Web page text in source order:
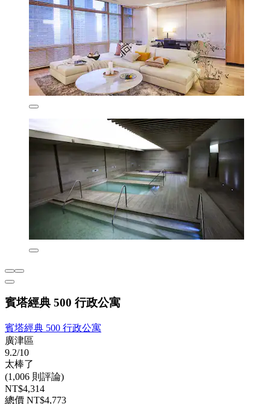
賓塔經典 500 行政公寓
賓塔經典 500 行政公寓
廣津區
9.2/10
太棒了
(1,006 則評論)
NT$4,314
總價 NT$4,773